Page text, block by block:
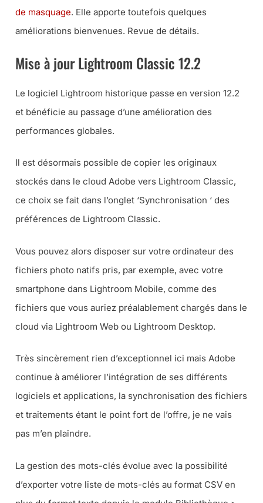
de masquage. Elle apporte toutefois quelques
améliorations bienvenues. Revue de détails.
Mise à jour Lightroom Classic 12.2
Le logiciel Lightroom historique passe en version 12.2
et bénéficie au passage d’une amélioration des
performances globales.
Il est désormais possible de copier les originaux
stockés dans le cloud Adobe vers Lightroom Classic,
ce choix se fait dans l’onglet ‘Synchronisation ‘ des
préférences de Lightroom Classic.
Vous pouvez alors disposer sur votre ordinateur des
fichiers photo natifs pris, par exemple, avec votre
smartphone dans Lightroom Mobile, comme des
fichiers que vous auriez préalablement chargés dans le
cloud via Lightroom Web ou Lightroom Desktop.
Très sincèrement rien d’exceptionnel ici mais Adobe
continue à améliorer l’intégration de ses différents
logiciels et applications, la synchronisation des fichiers
et traitements étant le point fort de l’offre, je ne vais
pas m’en plaindre.
La gestion des mots-clés évolue avec la possibilité
d’exporter votre liste de mots-clés au format CSV en